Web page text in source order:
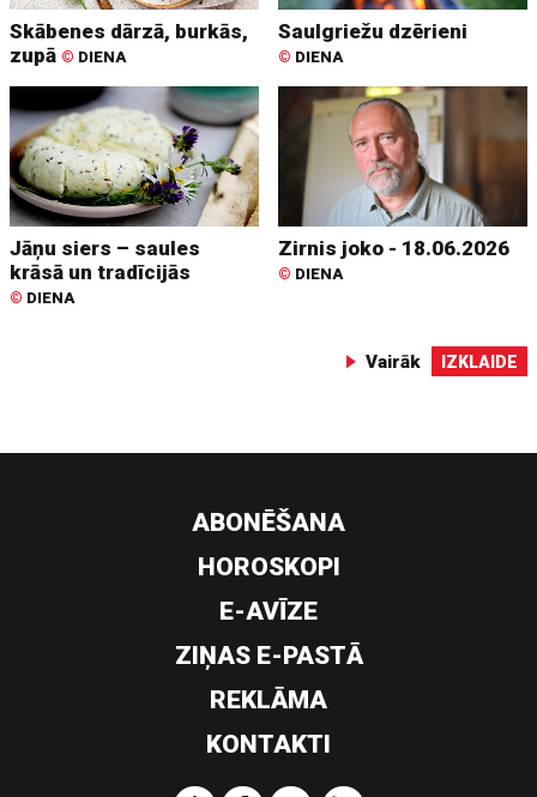
Skābenes dārzā, burkās,
zupā © DIENA
Saulgriežu dzērieni
© DIENA
Jāņu siers – saules
krāsā un tradīcijās
© DIENA
Zirnis joko - 18.06.2026
© DIENA
Vairāk IZKLAIDE
ABONĒŠANA
HOROSKOPI
E-AVĪZE
ZIŅAS E-PASTĀ
REKLĀMA
KONTAKTI